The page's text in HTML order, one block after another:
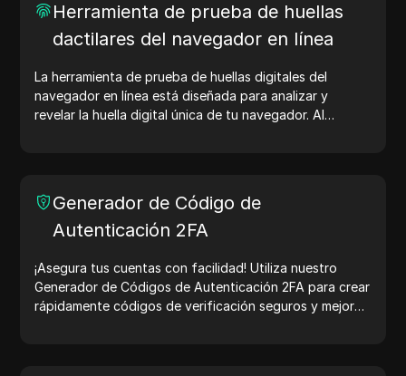
Herramienta de prueba de huellas
dactilares del navegador en línea
La herramienta de prueba de huellas digitales del
navegador en línea está diseñada para analizar y
revelar la huella digital única de tu navegador. Al
línea.
Generador de Código de
Autenticación 2FA
¡Asegura tus cuentas con facilidad! Utiliza nuestro
Generador de Códigos de Autenticación 2FA para crear
rápidamente códigos de verificación seguros y mejorar